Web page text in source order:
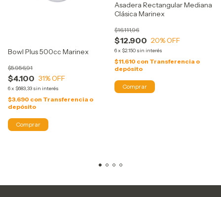
Bowl Plus 500cc Marinex
$4.100
$5.956,91
31% OFF
6x $683,33 sin interés
$3.690 con Transferencia o
depósito
Asadera Rectangular Mediana
Clásica Marinex
$12.900
$16.111,96
20% OFF
6x $2.150 sin interés
$11.610 con Transferencia o
depósito